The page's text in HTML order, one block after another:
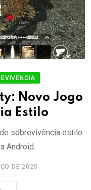
Novo Jogo
Estilo
sobrevivência estilo
Android.
DE 2025